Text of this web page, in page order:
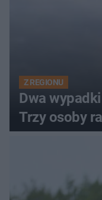
Z REGIONU
Dwa
Trzy osoby